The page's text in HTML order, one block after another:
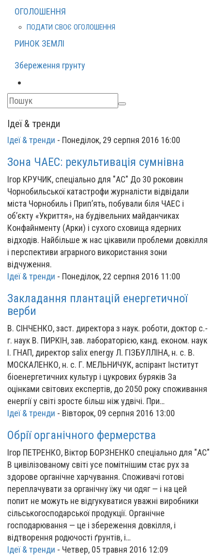
ОГОЛОШЕННЯ
ПОДАТИ СВОЄ ОГОЛОШЕННЯ
РИНОК ЗЕМЛІ
Збереження грунту
Ідеї & тренди
Ідеї & тренди - Понеділок, 29 серпня 2016 16:00
Зона ЧАЕС: рекультивація сумнівна
Ігор КРУЧИК, спеціально для "АС" До 30 роковин
Чорнобильської катастрофи журналісти відвідали
міста Чорнобиль і Прип’ять, побували біля ЧАЕС і
об’єкту «Укриття», на будівельних майданчиках
Конфайнменту (Арки) і сухого сховища ядерних
відходів. Найбільше ж нас цікавили проблеми довкілля
і перспективи аграрного використання зони
відчуження.
Ідеї & тренди - Понеділок, 22 серпня 2016 11:00
Закладання плантацій енергетичної
верби
В. СІНЧЕНКО, заст. директора з наук. роботи, доктор с.-
г. наук В. ПИРКІН, зав. лабораторією, канд. економ. наук
І. ГНАП, директор salix energy Л. ГІЗБУЛЛІНА, н. с. В.
МОСКАЛЕНКО, н. с. Г. МЕЛЬНИЧУК, аспірант Інститут
біоенергетичних культур і цукрових буряків За
оцінками світових експертів, до 2050 року споживання
енергії у світі зросте більш ніж удвічі. При…
Ідеї & тренди - Вівторок, 09 серпня 2016 13:00
Обрії органічного фермерства
Ігор ПЕТРЕНКО, Віктор БОРЗНЕНКО спеціально для "АС"
В цивілізованому світі усе помітнішим стає рух за
здорове органічне харчування. Споживачі готові
переплачувати за органічну їжу чи одяг — і на цей
попит не можуть не відгукуватися уважні виробники
сільськогосподарської продукції. Органічне
господарювання — це і збереження довкілля, і
відтворення родючості ґрунтів, і…
Ідеї & тренди - Четвер, 05 травня 2016 12:09